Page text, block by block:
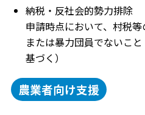
納税・反社会的勢力排除
申請時点において、村税
または暴力団員でないこ
基づく）
農業者向け支援